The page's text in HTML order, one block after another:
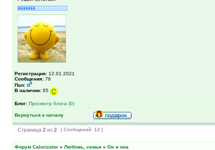
Регистрация: 12.01.2021
Сообщения: 78
Пол:
В наличии: 65
Блог: Просмотр блога (0)
Вернуться к началу
Страница 2 из 2 [ Сообщений: 12 ]
Форум Calorizator » Любовь, семья » Он и она